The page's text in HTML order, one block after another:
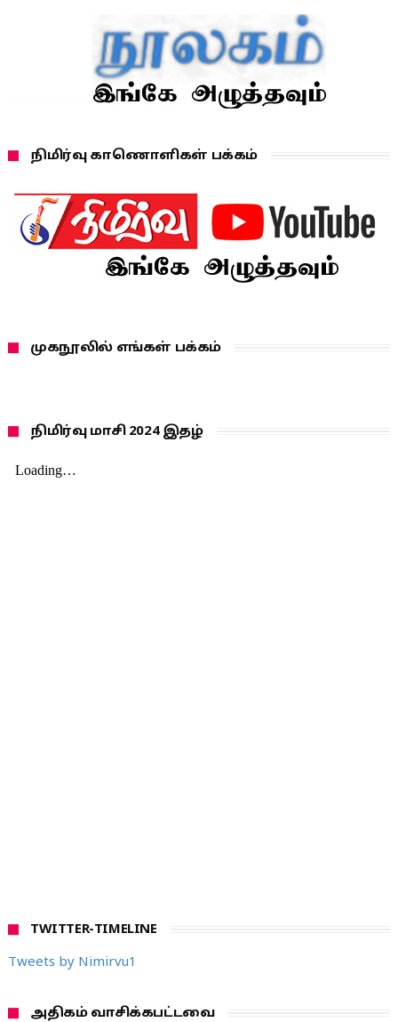
நிமிர்வு காணொளிகள் பக்கம்
முகநூலில் எங்கள் பக்கம்
நிமிர்வு மாசி 2024 இதழ்
TWITTER-TIMELINE
Tweets by Nimirvu1
அதிகம் வாசிக்கபட்டவை